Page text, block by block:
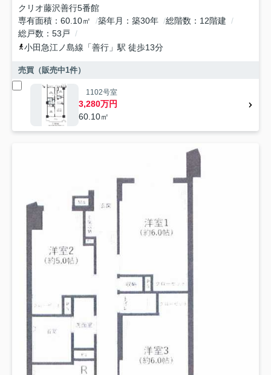
クリオ藤沢善行5番館
専有面積
60.10㎡ 築年月 築30年 総階数
12階建
総戸数
53戸
小田急江ノ島線 「善行 」駅 徒歩13分
売買（販売中1件）
1102号室
3,280万円
60.10㎡